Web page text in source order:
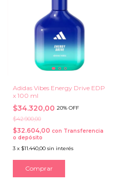
Adidas Vibes Energy Drive EDP
x 100 ml
$34.320,00 20% OFF
$42.900,00
$32.604,00 con Transferencia
o depósito
3 x $11.440,00 sin interés